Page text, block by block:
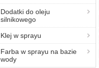
Dodatki do oleju
silnikowego
Klej w sprayu
Farba w sprayu na bazie
wody